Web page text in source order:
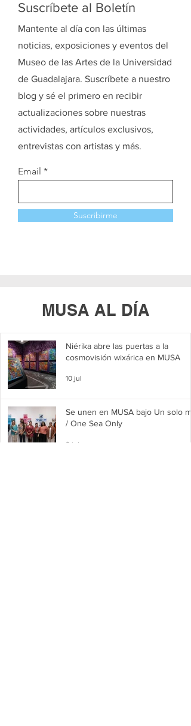
Suscríbete al Boletín
Mantente al día con las últimas
noticias, exposiciones y eventos del
Museo de las Artes de la Universidad
de Guadalajara. Suscríbete a nuestro
blog y sé el primero en recibir
actualizaciones sobre nuestras
actividades, artículos exclusivos,
entrevistas con artistas y más.
Email
Suscribirme
MUSA AL DÍA
Niérika abre las puertas a la
cosmovisión wixárica en MUSA
10 jul
Se unen en MUSA bajo Un solo
/ One Sea Only
2 jul